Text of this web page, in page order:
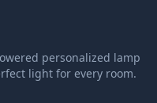
personalized lamp
light for every room.